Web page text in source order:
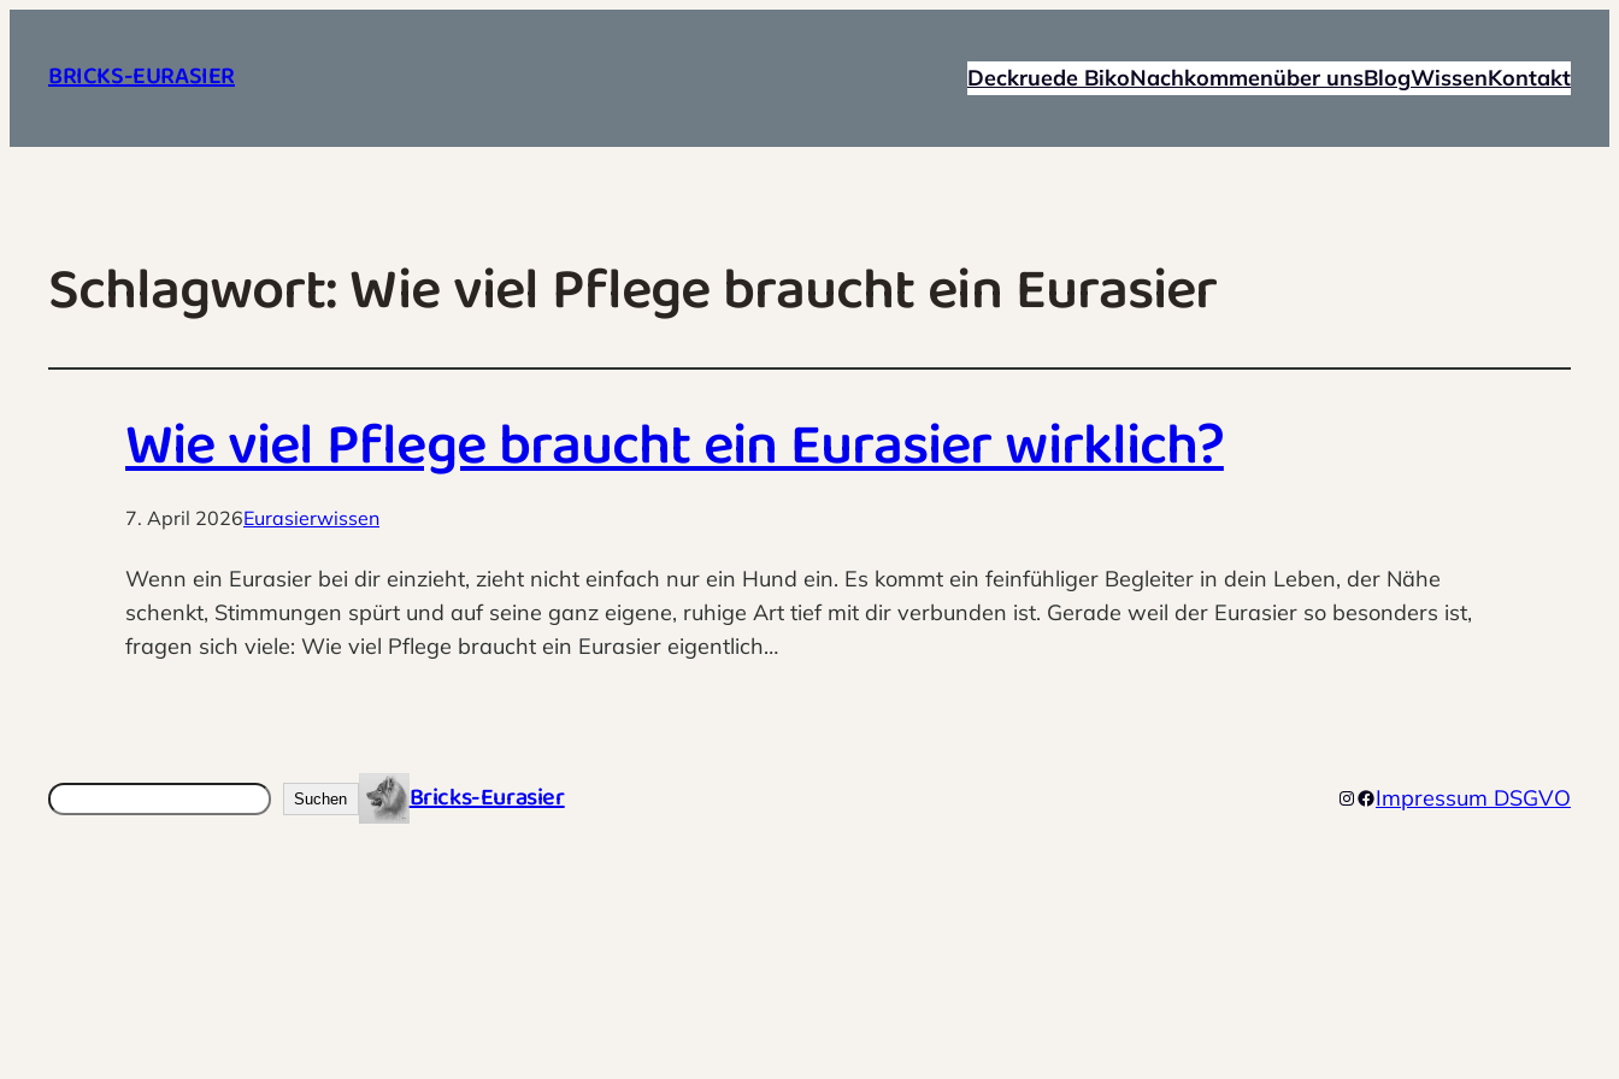
BRICKS-EURASIER Deckruede BikoNachkommenüber unsBlogWissenKontakt
Schlagwort:Wie viel Pflege braucht ein Eurasier
Wie viel Pflege braucht ein Eurasier wirklich?
7. April 2026Eurasierwissen
Wenn ein Eurasier bei dir einzieht, zieht nicht einfach nur ein Hund ein. Es kommt ein feinfühliger Begleiter in dein Leben, der Nähe
schenkt, Stimmungen spürt und auf seine ganz eigene, ruhige Art tief mit dir verbunden ist. Gerade weil der Eurasier so besonders ist,
fragen sich viele: Wie viel Pflege braucht ein Eurasier eigentlich…
Suchen Suchen Bricks-Eurasier Instagram
Facebook
Impressum DSGVO